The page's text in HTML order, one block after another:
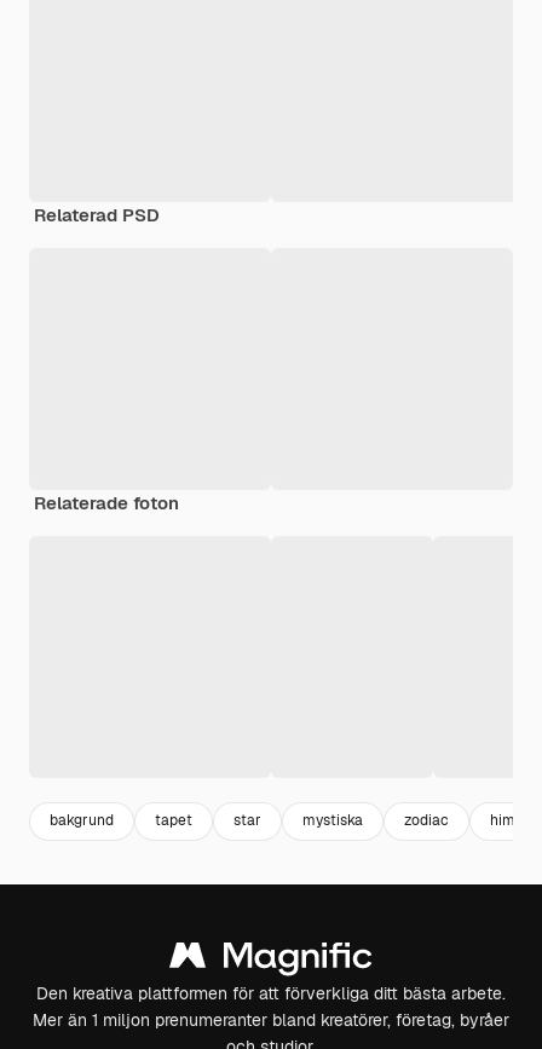
Relaterad PSD
Relaterade foton
bakgrund tapet star mystiska zodiac
Den kreativa plattformen för att förverkliga ditt bästa arbete.
Mer än 1 miljon prenumeranter bland kreatörer, företag, byråer